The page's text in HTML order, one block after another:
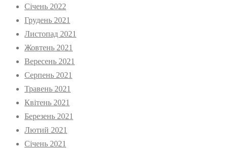
Січень 2022
Грудень 2021
Листопад 2021
Жовтень 2021
Вересень 2021
Серпень 2021
Травень 2021
Квітень 2021
Березень 2021
Лютий 2021
Січень 2021